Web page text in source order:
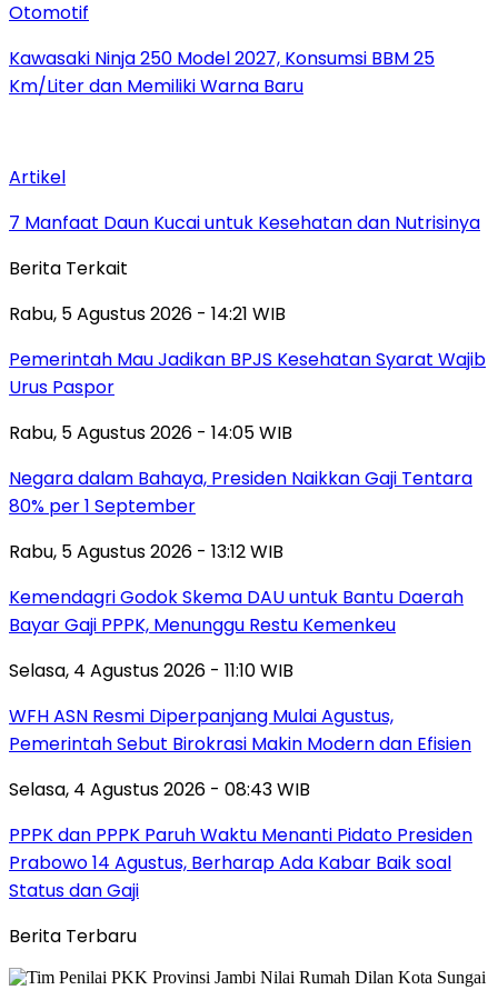
Otomotif
Kawasaki Ninja 250 Model 2027, Konsumsi BBM 25
Km/Liter dan Memiliki Warna Baru
Artikel
7 Manfaat Daun Kucai untuk Kesehatan dan Nutrisinya
Berita Terkait
Rabu, 5 Agustus 2026 - 14:21 WIB
Pemerintah Mau Jadikan BPJS Kesehatan Syarat Wajib
Urus Paspor
Rabu, 5 Agustus 2026 - 14:05 WIB
Negara dalam Bahaya, Presiden Naikkan Gaji Tentara
80% per 1 September
Rabu, 5 Agustus 2026 - 13:12 WIB
Kemendagri Godok Skema DAU untuk Bantu Daerah
Bayar Gaji PPPK, Menunggu Restu Kemenkeu
Selasa, 4 Agustus 2026 - 11:10 WIB
WFH ASN Resmi Diperpanjang Mulai Agustus,
Pemerintah Sebut Birokrasi Makin Modern dan Efisien
Selasa, 4 Agustus 2026 - 08:43 WIB
PPPK dan PPPK Paruh Waktu Menanti Pidato Presiden
Prabowo 14 Agustus, Berharap Ada Kabar Baik soal
Status dan Gaji
Berita Terbaru